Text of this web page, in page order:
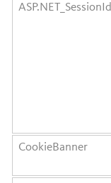
ASP.NET_SessionId
CookieBanner